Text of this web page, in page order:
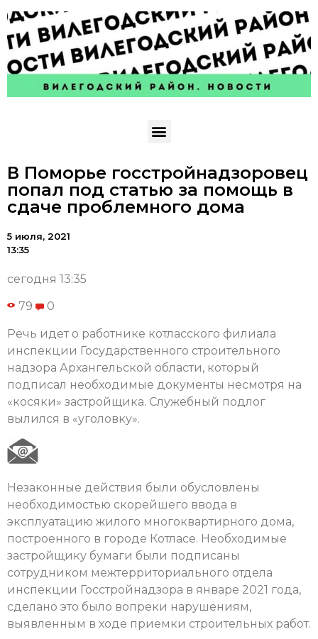
В Поморье госстройнадзоровец
попал под статью за помощь в
сдаче проблемного дома
5 июля, 2021
13:35
сегодня 13:35
79 0
Речь идет о работнике котласского филиала
инспекции Государственного строительного
надзора Архангельской области, который
подписал необходимые документы несмотря на
«косяки» застройщика. Служебный подлог
вылился в «уголовку».
Незаконные действия были обусловлены
необходимостью скорейшего ввода в
эксплуатацию жилого многоквартирного дома,
построенного в городе Котласе. Необходимые
застройщику бумаги были подписаны
сотрудником межтерриториального отдела
инспекции Госстройнадзора в январе 2021 года,
сделано это было вопреки нарушениям,
выявленным в ходе приемки строительных работ.